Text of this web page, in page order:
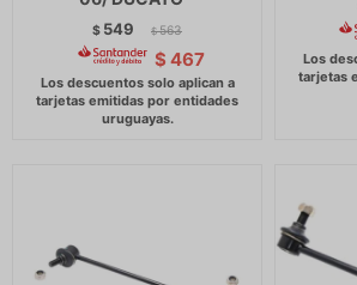
$ 549 $ 563
$ 467